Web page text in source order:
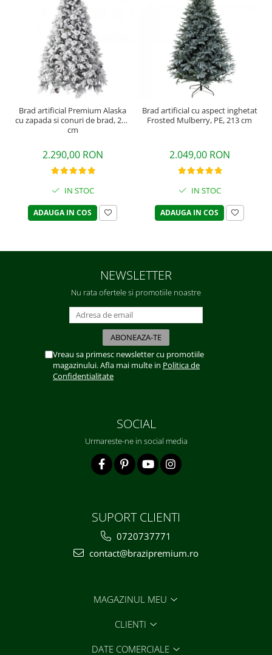
Brad artificial Premium Alaska
cu zapada si conuri de brad, 240
cm
2.290,00 RON
IN STOC
ADAUGA IN COS
Brad artificial cu aspect inghetat
Frosted Mulberry, PE, 213 cm
2.049,00 RON
IN STOC
ADAUGA IN COS
NEWSLETTER
Nu rata ofertele si promotiile noastre
Vreau sa primesc newsletter cu promotiile
magazinului. Afla mai multe in Politica de
Confidentialitate
SOCIAL
Urmareste-ne in social media
SUPORT CLIENTI
0720737771
contact@brazipremium.ro
MAGAZINUL MEU
CLIENTI
DATE COMERCIALE